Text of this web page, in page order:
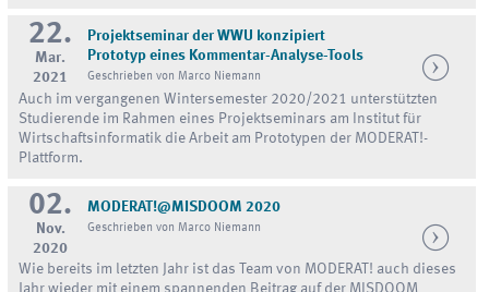
22.
Mar.
2021
Projektseminar der WWU konzipiert
Prototyp eines Kommentar-Analyse-Tools
Geschrieben von Marco Niemann
Auch im vergangenen Wintersemester 2020/2021 unterstützten
Studierende im Rahmen eines Projektseminars am Institut für
Wirtschaftsinformatik die Arbeit am Prototypen der MODERAT!-
Plattform.
02.
Nov.
2020
MODERAT!@MISDOOM 2020
Geschrieben von Marco Niemann
Wie bereits im letzten Jahr ist das Team von MODERAT! auch dieses
Jahr wieder mit einem spannenden Beitrag auf der MISDOOM